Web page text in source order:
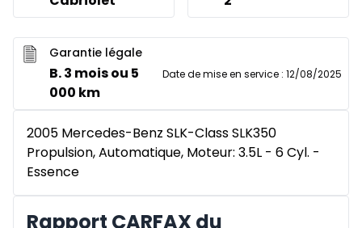
Garantie légale
B. 3 mois ou 5
000 km
Date de mise en service : 12/08/2025
2005 Mercedes-Benz SLK-Class SLK350
Propulsion, Automatique, Moteur: 3.5L - 6 Cyl. -
Essence
Rapport CARFAX du